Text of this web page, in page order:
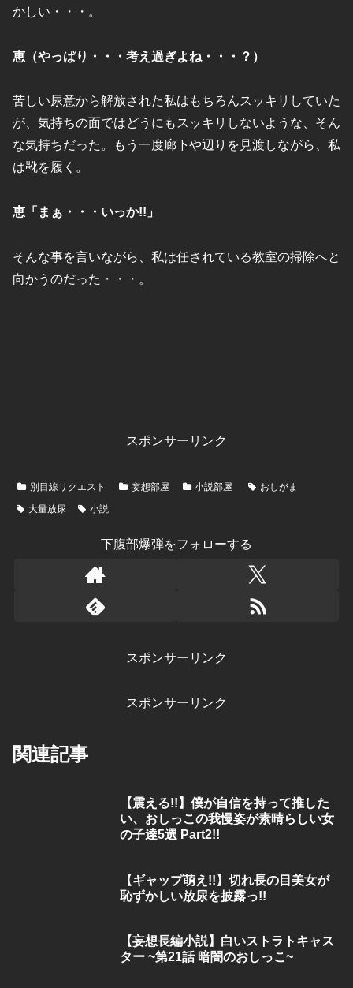
かしい・・・。
恵（やっぱり・・・考え過ぎよね・・・？）
苦しい尿意から解放された私はもちろんスッキリしていた
が、気持ちの面ではどうにもスッキリしないような、そん
な気持ちだった。もう一度廊下や辺りを見渡しながら、私
は靴を履く。
恵「まぁ・・・いっか!!」
そんな事を言いながら、私は任されている教室の掃除へと
向かうのだった・・・。
スポンサーリンク
別目線リクエスト 妄想部屋 小説部屋
おしがま
大量放尿
小説
下腹部爆弾をフォローする
スポンサーリンク
スポンサーリンク
関連記事
【震える!!】僕が自信を持って推した
い、おしっこの我慢姿が素晴らしい女
の子達5選 Part2!!
【ギャップ萌え!!】切れ長の目美女が
恥ずかしい放尿を披露っ!!
【妄想長編小説】白いストラトキャス
ター ~第21話 暗闇のおしっこ~